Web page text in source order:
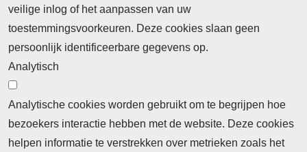
veilige inlog of het aanpassen van uw
toestemmingsvoorkeuren. Deze cookies slaan geen
persoonlijk identificeerbare gegevens op.
Analytisch
Analytische cookies worden gebruikt om te begrijpen hoe
bezoekers interactie hebben met de website. Deze cookies
helpen informatie te verstrekken over metrieken zoals het
Abonnementinformatie Inlogprocedure
Nieuws
Laatste nieuws
Meld u aan voor onze nieuwsbrief
Ontvang 2 keer per maand de nieuwsbrief met
persberichten, actualiteiten, nieuws en personalia uit het